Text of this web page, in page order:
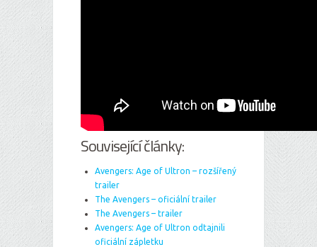
Související články:
Avengers: Age of Ultron – rozšířený
trailer
The Avengers – oficiální trailer
The Avengers – trailer
Avengers: Age of Ultron odtajnili
oficiální zápletku